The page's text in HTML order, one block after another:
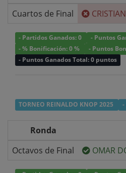
Cuartos de Final
- Partidos Ganados: 0
- Puntos
- % Bonificación: 0 %
- Puntos
- Puntos Ganados Total: 0 puntos
TORNEO REINALDO KNOP 2025 -
Ronda
Octavos de Final
OMAR